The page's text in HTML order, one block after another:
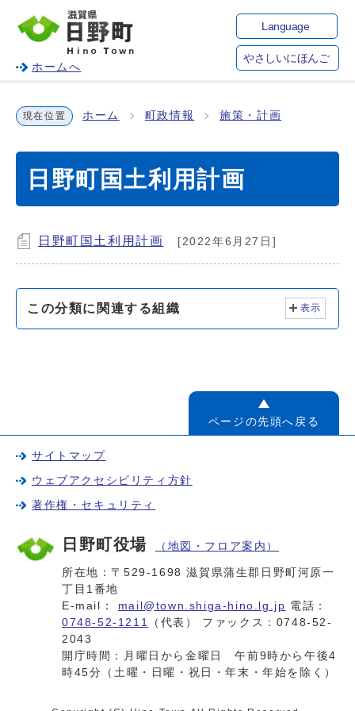
ホームへ
Language
やさしいにほんご
現在位置 ホーム 町政情報 施策・計画
日野町国土利用計画
日野町国土利用計画 [2022年6月27日]
この分類に関連する組織 表示
ページの先頭へ戻る
サイトマップ
ウェブアクセシビリティ方針
著作権・セキュリティ
日野町役場 （地図・フロア案内）
所在地：〒529-1698 滋賀県蒲生郡日野町河原一
丁目1番地
E-mail： mail@town.shiga-hino.lg.jp 電話：
0748-52-1211
（代表） ファックス：0748-52-
2043
開庁時間：月曜日から金曜日 午前9時から午後4
時45分（土曜・日曜・祝日・年末・年始を除く）